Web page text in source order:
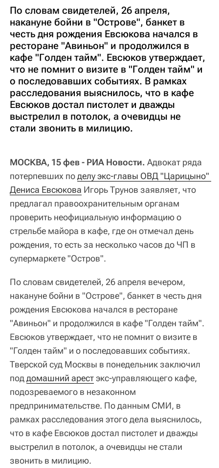
По словам свидетелей, 26 апреля,
накануне бойни в "Острове", банкет в
честь дня рождения Евсюкова начался в
ресторане "Авиньон" и продолжился в
кафе "Голден тайм". Евсюков утверждает,
что не помнит о визите в "Голден тайм" и
о последовавших событиях. В рамках
расследования выяснилось, что в кафе
Евсюков достал пистолет и дважды
выстрелил в потолок, а очевидцы не
стали звонить в милицию.
МОСКВА, 15 фев - РИА Новости. Адвокат ряда
потерпевших поделу экс-главы ОВД "Царицыно"
Дениса Евсюкова Игорь Трунов заявляет, что
предлагал правоохранительным органам
проверить неофициальную информацию о
стрельбе майора в кафе, где он отмечал день
рождения, то есть за несколько часов до ЧП в
супермаркете "Остров".
По словам свидетелей, 26 апреля вечером,
накануне бойни в "Острове", банкет в честь дня
рождения Евсюкова начался в ресторане
"Авиньон" и продолжился в кафе "Голден тайм".
Евсюков утверждает, что не помнит о визите в
"Голден тайм" и о последовавших событиях.
Тверской суд Москвы в понедельник заключил
поддомашний арестэкс-управляющего кафе,
подозреваемого в незаконном
предпринимательстве. По данным СМИ, в
рамках расследования этого дела выяснилось,
что в кафе Евсюков достал пистолет и дважды
выстрелил в потолок, а очевидцы не стали
звонить в милицию.